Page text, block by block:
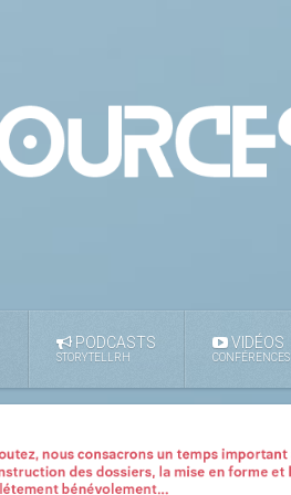
PODCASTS
STORYTELLRH
VIDÉOS
CONFÉRENCES